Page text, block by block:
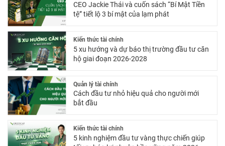
CEO Jackie Thái và cuốn sách “Bí Mật Tiền
tệ” tiết lộ 3 bí mật của lạm phát
Kiến thức tài chính
5 xu hướng và dự báo thị trường đầu tư căn
hộ giai đoạn 2026-2028
Quản lý tài chính
Cách đầu tư nhỏ hiệu quả cho người mới
bắt đầu
Kiến thức tài chính
5 kinh nghiệm đầu tư vàng thực chiến giúp